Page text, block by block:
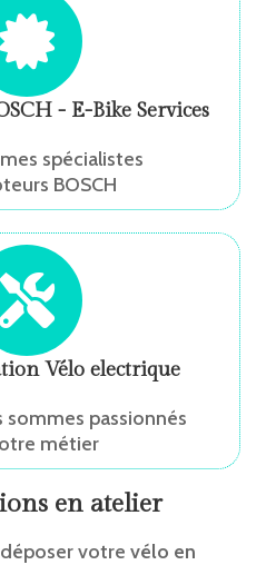
- E-Bike Services
spécialistes
BOSCH
Vélo electrique
sommes passionnés
métier
en atelier
déposer votrevélo en